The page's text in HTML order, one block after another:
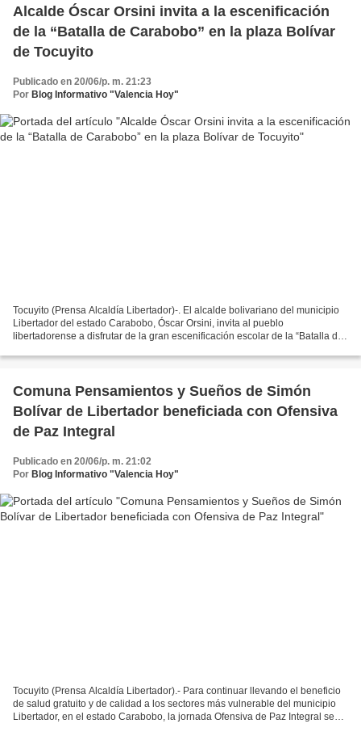
Alcalde Óscar Orsini invita a la escenificación
de la “Batalla de Carabobo” en la plaza Bolívar
de Tocuyito
Publicado en 20/06/p. m. 21:23
Por Blog Informativo "Valencia Hoy"
Tocuyito (Prensa Alcaldía Libertador)-. El alcalde bolivariano del municipio
Libertador del estado Carabobo, Óscar Orsini, invita al pueblo
libertadorense a disfrutar de la gran escenificación escolar de la “Batalla de
Comuna Pensamientos y Sueños de Simón
Bolívar de Libertador beneficiada con Ofensiva
de Paz Integral
Publicado en 20/06/p. m. 21:02
Por Blog Informativo "Valencia Hoy"
Tocuyito (Prensa Alcaldía Libertador).- Para continuar llevando el beneficio
de salud gratuito y de calidad a los sectores más vulnerable del municipio
Libertador, en el estado Carabobo, la jornada Ofensiva de Paz Integral se